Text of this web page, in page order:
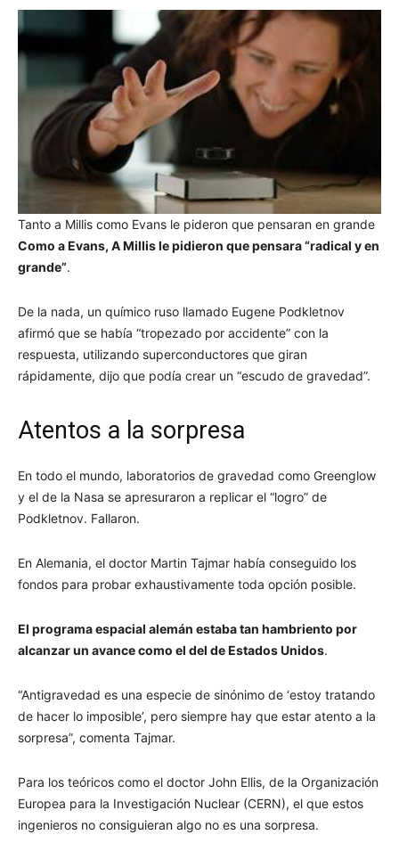
Tanto a Millis como Evans le pideron que pensaran en grande
Como a Evans, A Millis le pidieron que pensara “radical y en
grande”.
De la nada, un químico ruso llamado Eugene Podkletnov
afirmó que se había “tropezado por accidente” con la
respuesta, utilizando superconductores que giran
rápidamente, dijo que podía crear un “escudo de gravedad”.
Atentos a la sorpresa
En todo el mundo, laboratorios de gravedad como Greenglow
y el de la Nasa se apresuraron a replicar el “logro” de
Podkletnov. Fallaron.
En Alemania, el doctor Martin Tajmar había conseguido los
fondos para probar exhaustivamente toda opción posible.
El programa espacial alemán estaba tan hambriento por
alcanzar un avance como el del de Estados Unidos.
“Antigravedad es una especie de sinónimo de ‘estoy tratando
de hacer lo imposible’, pero siempre hay que estar atento a la
sorpresa”, comenta Tajmar.
Para los teóricos como el doctor John Ellis, de la Organización
Europea para la Investigación Nuclear (CERN), el que estos
ingenieros no consiguieran algo no es una sorpresa.